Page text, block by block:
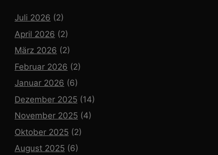
Juli 2026 (2)
April 2026 (2)
März 2026 (2)
Februar 2026 (2)
Januar 2026 (6)
Dezember 2025 (14)
November 2025 (4)
Oktober 2025 (2)
August 2025 (6)